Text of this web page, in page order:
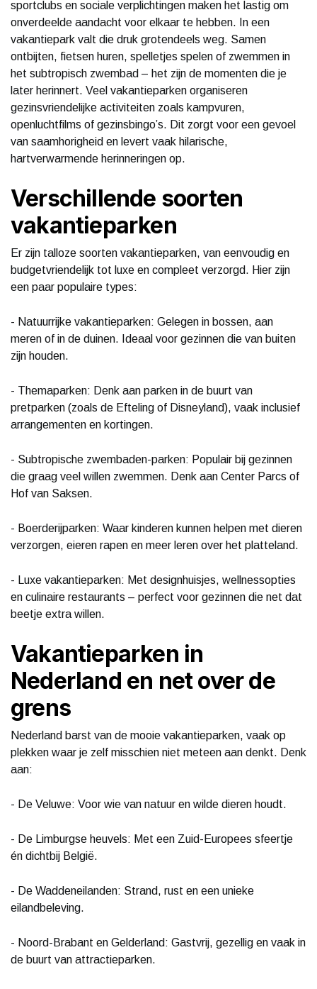
sportclubs en sociale verplichtingen maken het lastig om
onverdeelde aandacht voor elkaar te hebben. In een
vakantiepark valt die druk grotendeels weg. Samen
ontbijten, fietsen huren, spelletjes spelen of zwemmen in
het subtropisch zwembad – het zijn de momenten die je
later herinnert. Veel vakantieparken organiseren
gezinsvriendelijke activiteiten zoals kampvuren,
openluchtfilms of gezinsbingo’s. Dit zorgt voor een gevoel
van saamhorigheid en levert vaak hilarische,
hartverwarmende herinneringen op.
Verschillende soorten
vakantieparken
Er zijn talloze soorten vakantieparken, van eenvoudig en
budgetvriendelijk tot luxe en compleet verzorgd. Hier zijn
een paar populaire types:
- Natuurrijke vakantieparken: Gelegen in bossen, aan
meren of in de duinen. Ideaal voor gezinnen die van buiten
zijn houden.
- Themaparken: Denk aan parken in de buurt van
pretparken (zoals de Efteling of Disneyland), vaak inclusief
arrangementen en kortingen.
- Subtropische zwembaden-parken: Populair bij gezinnen
die graag veel willen zwemmen. Denk aan Center Parcs of
Hof van Saksen.
- Boerderijparken: Waar kinderen kunnen helpen met dieren
verzorgen, eieren rapen en meer leren over het platteland.
- Luxe vakantieparken: Met designhuisjes, wellnessopties
en culinaire restaurants – perfect voor gezinnen die net dat
beetje extra willen.
Vakantieparken in
Nederland en net over de
grens
Nederland barst van de mooie vakantieparken, vaak op
plekken waar je zelf misschien niet meteen aan denkt. Denk
aan:
- De Veluwe: Voor wie van natuur en wilde dieren houdt.
- De Limburgse heuvels: Met een Zuid-Europees sfeertje
én dichtbij België.
- De Waddeneilanden: Strand, rust en een unieke
eilandbeleving.
- Noord-Brabant en Gelderland: Gastvrij, gezellig en vaak in
de buurt van attractieparken.